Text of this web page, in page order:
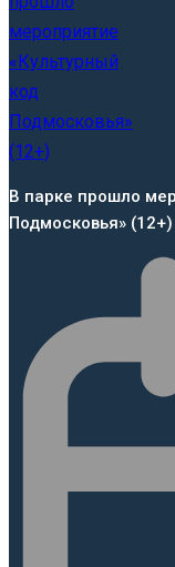
В парке прошло
Подмосковья» (12+)